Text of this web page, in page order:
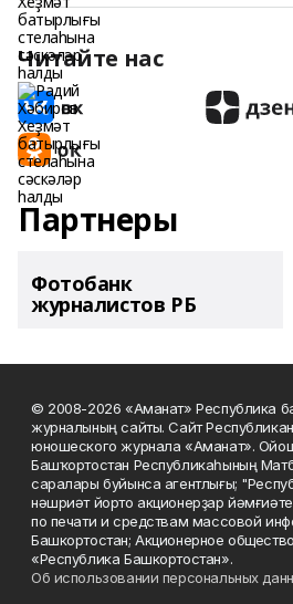
Читайте нас
Партнеры
Фотобанк
журналистов РБ
© 2008-2026 «Аманат» Республика
журналының сайты. Сайт
юношеского журнала «Аманат».
Башҡортостан Республикаһының
саралары буйынса агентлығы;
нәшриәт йорто акционерҙар
по печати и средствам массовой
Башкортостан; Акционерное
«Республика Башкортостан».
Об использовании персональных